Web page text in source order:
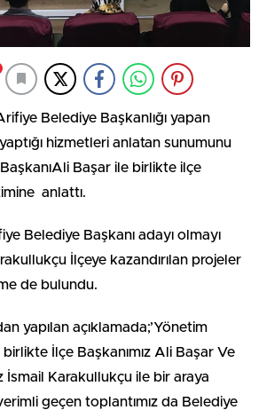
Belediye Başkanlığı yapan
hizmetleri anlatan sunumunu
Başar ile birlikte ilçe
anlattı.
Belediye Başkanı adayı olmayı
İlçeye kazandırılan projeler
de bulundu.
yapılan açıklamada;’Yönetim
İlçe Başkanımız Ali Başar Ve
İsmail Karakullukçu ile bir araya
geçen toplantımız da Belediye